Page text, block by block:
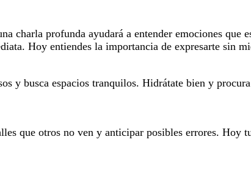
charla profunda ayudará a entender emociones que
Hoy entiendes la importancia de expresarte sin
y busca espacios tranquilos. Hidrátate bien y
que otros no ven y anticipar posibles errores. Hoy